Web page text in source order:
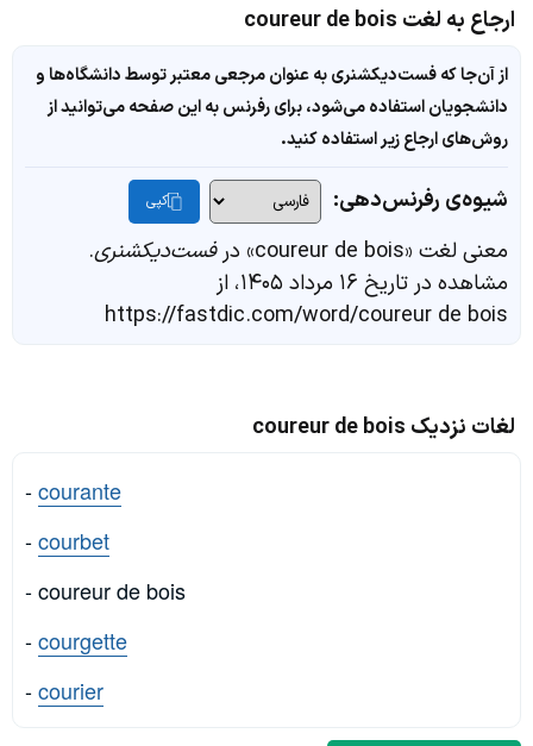
ارجاع به لغت coureur de bois
از آن‌جا که فست‌دیکشنری به عنوان مرجعی معتبر توسط دانشگاه‌ها و
دانشجویان استفاده می‌شود، برای رفرنس به این صفحه می‌توانید از
روش‌های ارجاع زیر استفاده کنید.
شیوه‌ی رفرنس‌دهی: کپی
معنی لغت «coureur de bois» در فست‌دیکشنری.
مشاهده در تاریخ ۱۶ مرداد ۱۴۰۵، از
https://fastdic.com/word/coureur de bois
لغات نزدیک coureur de bois
-courante
-courbet
- coureur de bois
-courgette
-courier